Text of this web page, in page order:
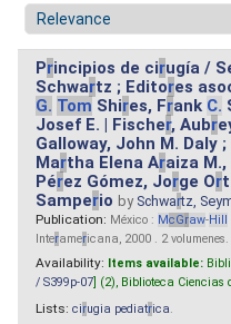
Principios de cirugía /
Schwartz ; Editores
G. Tom Shires, Frank C.
Josef E. | Fischer, Aubr
Galloway, John M. Daly
Martha Elena Araiza
Pérez Gómez, Jorge Or
Samperio by Schwartz,
Publication: México : McGraw-Hill
Interamericana, 2000 . 2
Availability: Items available:
/ S399p-07 ] (2), Biblioteca Ciencias
Lists: cirugia pediatrica